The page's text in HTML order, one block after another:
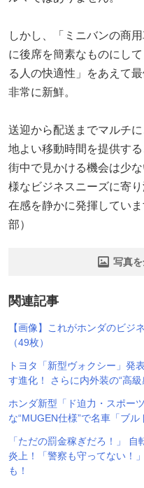
しかし、「ミニバンの商
に後席を簡素なものにし
る人の快適性」をあえて
非常に新鮮。
送迎から配送までマルチ
地よい移動時間を提供す
街中で見かける機会は少
様なビジネスニーズに寄
在感を静かに発揮してい
部）
写真を
関連記事
【画像】これがホンダのビジ
（49枚）
トヨタ「新型ヴォクシー」発
す進化！ さらに内外装の“高級
ホンダ新型「ド迫力・スポー
な“MUGEN仕様”で名車「ブル
「ただの罰金稼ぎだろ！」
炎上！「警察も守ってない！
も！